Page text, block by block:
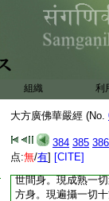
組織 利
大方廣佛華嚴經 (No.
384 385 386
点:無/有] [CITE]
無邊諸刹海 佛海
悉在一塵中 此尊
時善財童子。説此
慇懃瞻仰。辭退而去
深心。無量法性。
擇。相續不斷。其
一切城夜神所。見
尼王師子之座。無
衆生色相身。現普
切世間身。現一切
世間身。現成熟一
方身。現遍攝一切